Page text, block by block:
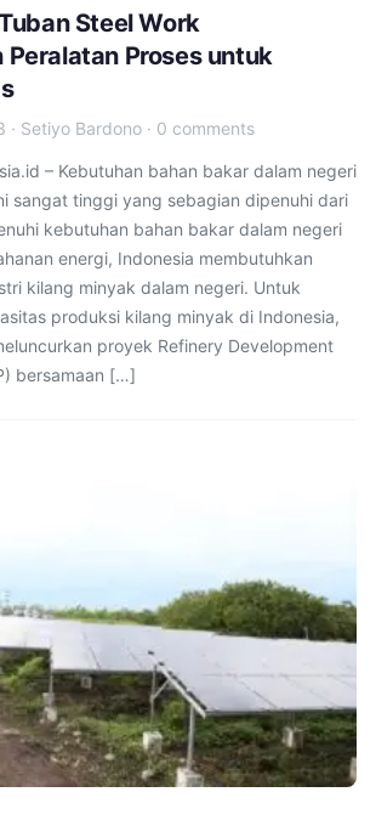
Steel Work
Peralatan Proses untuk
· Setiyo Bardono · 0 comments
– Kebutuhan bahan bakar dalam negeri
sangat tinggi yang sebagian dipenuhi dari
kebutuhan bahan bakar dalam negeri
energi, Indonesia membutuhkan
kilang minyak dalam negeri. Untuk
produksi kilang minyak di Indonesia,
proyek Refinery Development
bersamaan […]